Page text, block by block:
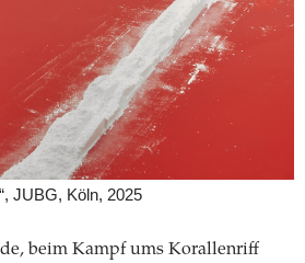
JUBG, Köln, 2025
beim Kampf ums Korallenriff